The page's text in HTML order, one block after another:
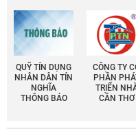
QUỸ TÍN DỤNG
NHÂN DÂN TÍN
NGHĨA
THÔNG BÁO
CÔNG TY
PHẦN
TRIỂN
CẦN THƠ